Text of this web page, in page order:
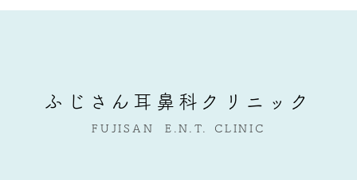
ふじさん耳鼻科クリニック
FUJISAN E.N.T. CLINIC